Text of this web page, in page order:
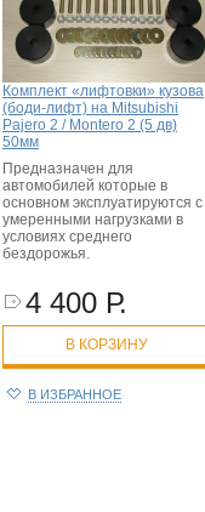
Комплект «лифтовки» кузова
(боди-лифт) на Mitsubishi
Pajero 2 / Montero 2 (5 дв)
50мм
Предназначен для
автомобилей которые в
основном эксплуатируются с
умеренными нагрузками в
условиях среднего
бездорожья.
4 400 Р.
В КОРЗИНУ
В ИЗБРАННОЕ